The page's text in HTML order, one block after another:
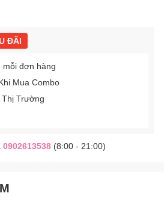
ĐÃI
mỗi đơn hàng
Mua Combo
Thị Trường
0902613538(8:00 - 21:00)